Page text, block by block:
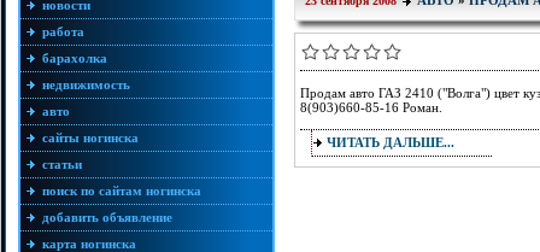
новости
работа
барахолка
недвижимость
авто
сайты ногинска
статьи
поиск по сайтам ногинска
добавить объявление
карта ногинска
Продам авто ГАЗ 2410 ("Волга") цвет
8(903)660-85-16 Роман.
ЧИТАТЬ ДАЛЬШЕ...